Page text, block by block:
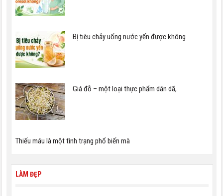
Bị tiêu chảy uống nước yến được không
Giá đỗ – một loại thực phẩm dân dã,
Thiếu máu là một tình trạng phổ biến mà
LÀM ĐẸP